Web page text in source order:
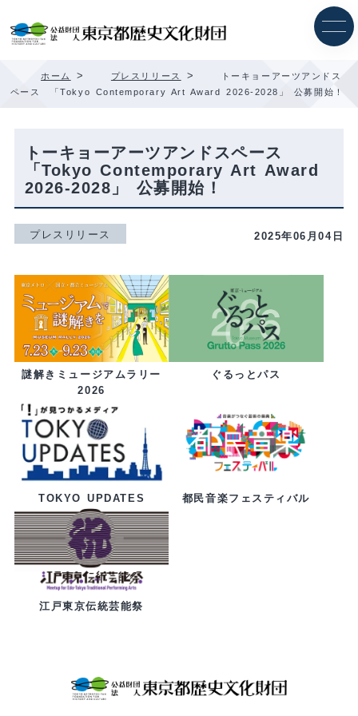
ホーム > プレスリリース >
トーキョーアーツアンドス
ペース 「Tokyo Contemporary Art Award 2026-2028」 公募開始！
トーキョーアーツアンドスペース
「Tokyo Contemporary Art Award
2026-2028」 公募開始！
プレスリリース 2025年06月04日
謎解きミュージアムラリー
2026
ぐるっとパス
TOKYO UPDATES 都民音楽フェスティバル
江戸東京伝統芸能祭